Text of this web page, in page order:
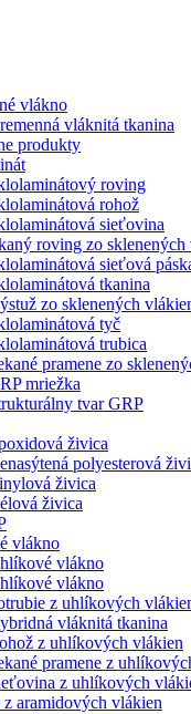
vlákno
vláknitá tkanina
produkty
roving
rohož
sieťovina
roving zo sklenených
sieťová
tkanina
zo sklenených
tyč
trubica
pramene zo
mriežka
tvar GRP
živica
polyesterová
živica
živica
vlákno
vlákno
vlákno
z uhlíkových
vláknitá tkanina
z uhlíkových vlákien
pramene z
z uhlíkových
aramidových vlákien